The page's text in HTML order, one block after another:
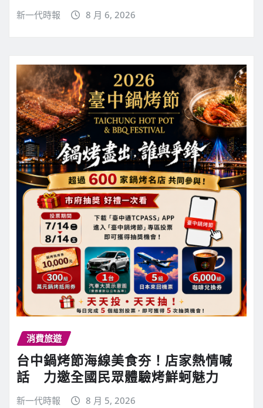
新一代時報 8 月 6, 2026
消費旅遊
台中鍋烤節海線美食夯！店家熱情喊
話 力邀全國民眾體驗烤鮮蚵魅力
新一代時報 8 月 5, 2026